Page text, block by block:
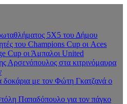
5Χ5 του Δήμου
του Champions Cup οι Aces
Cup οι Άμπαλοι United
Αρσενόπουλος στα κιτρινόμαυρα
δοκάρια με τον Φώτη Γκατζανά ο
Παπαδόπουλο για τον πάγκο